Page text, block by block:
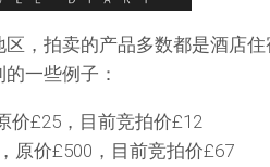
，拍卖的产品多数都是酒店住
一些例子：
价£25，目前竞拍价£12
原价£500，目前竞拍价£67